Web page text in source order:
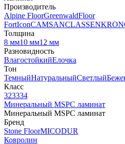
Производитель
Alpine FloorGreenwaldFloor
FortIconCAMSANCLASSEN
Толщина
8 мм10 мм12 мм
Разновидность
ВлагостойкийЕлочка
Тон
ТемныйНатуральныйСветлый
Класс
323334
Минеральный MSPC ламинат
Минеральный MSPC ламинат
Бренд
Stone FloorMICODUR
Ковролин